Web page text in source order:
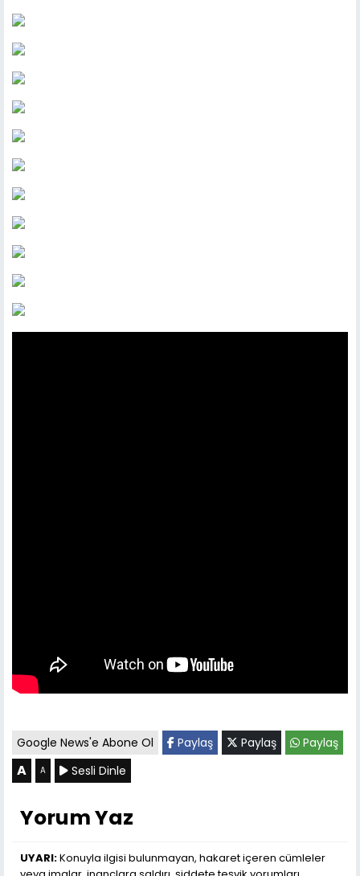
Google News'e Abone Ol Paylaş Paylaş Paylaş
A A Sesli Dinle
Yorum Yaz
UYARI:Konuyla ilgisi bulunmayan, hakaret içeren cümleler